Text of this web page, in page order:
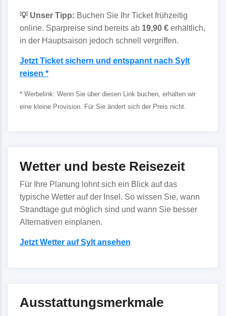
💡 Unser Tipp: Buchen Sie Ihr Ticket frühzeitig
online. Sparpreise sind bereits ab 19,90 €erhältlich,
in der Hauptsaison jedoch schnell vergriffen.
Jetzt Ticket sichern und entspannt nach Sylt
reisen *
* Werbelink: Wenn Sie über diesen Link buchen, erhalten wir
eine kleine Provision. Für Sie ändert sich der Preis nicht.
Wetter und beste Reisezeit
Für Ihre Planung lohnt sich ein Blick auf das
typische Wetter auf der Insel. So wissen Sie, wann
Strandtage gut möglich sind und wann Sie besser
Alternativen einplanen.
Jetzt Wetter auf Sylt ansehen
Ausstattungsmerkmale